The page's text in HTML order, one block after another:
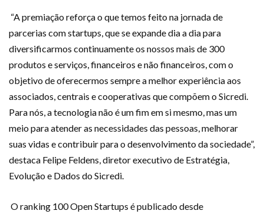
“A premiação reforça o que temos feito na jornada de
parcerias com startups, que se expande dia a dia para
diversificarmos continuamente os nossos mais de 300
produtos e serviços, financeiros e não financeiros, com o
objetivo de oferecermos sempre a melhor experiência aos
associados, centrais ecooperativas que compõem o Sicredi.
Para nós, a tecnologia não é um fim em si mesmo,mas um
meioparaatender as necessidades das pessoas, melhorar
suas vidas econtribuir para o desenvolvimento dasociedade”,
destaca Felipe Feldens,diretor executivo de Estratégia,
Evolução e Dados do Sicredi.
O ranking 100 Open Startups épublicado desde